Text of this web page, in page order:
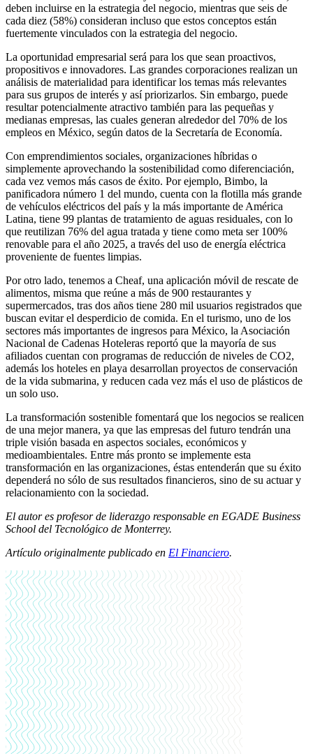
deben incluirse en la estrategia del negocio, mientras que seis de
cada diez (58%) consideran incluso que estos conceptos están
fuertemente vinculados con la estrategia del negocio.
La oportunidad empresarial será para los que sean proactivos,
propositivos e innovadores. Las grandes corporaciones realizan un
análisis de materialidad para identificar los temas más relevantes
para sus grupos de interés y así priorizarlos. Sin embargo, puede
resultar potencialmente atractivo también para las pequeñas y
medianas empresas, las cuales generan alrededor del 70% de los
empleos en México, según datos de la Secretaría de Economía.
Con emprendimientos sociales, organizaciones híbridas o
simplemente aprovechando la sostenibilidad como diferenciación,
cada vez vemos más casos de éxito. Por ejemplo, Bimbo, la
panificadora número 1 del mundo, cuenta con la flotilla más grande
de vehículos eléctricos del país y la más importante de América
Latina, tiene 99 plantas de tratamiento de aguas residuales, con lo
que reutilizan 76% del agua tratada y tiene como meta ser 100%
renovable para el año 2025, a través del uso de energía eléctrica
proveniente de fuentes limpias.
Por otro lado, tenemos a Cheaf, una aplicación móvil de rescate de
alimentos, misma que reúne a más de 900 restaurantes y
supermercados, tras dos años tiene 280 mil usuarios registrados que
buscan evitar el desperdicio de comida. En el turismo, uno de los
sectores más importantes de ingresos para México, la Asociación
Nacional de Cadenas Hoteleras reportó que la mayoría de sus
afiliados cuentan con programas de reducción de niveles de CO2,
además los hoteles en playa desarrollan proyectos de conservación
de la vida submarina, y reducen cada vez más el uso de plásticos de
un solo uso.
La transformación sostenible fomentará que los negocios se realicen
de una mejor manera, ya que las empresas del futuro tendrán una
triple visión basada en aspectos sociales, económicos y
medioambientales. Entre más pronto se implemente esta
transformación en las organizaciones, éstas entenderán que su éxito
dependerá no sólo de sus resultados financieros, sino de su actuar y
relacionamiento con la sociedad.
El autor es profesor de liderazgo responsable en EGADE Business
School del Tecnológico de Monterrey.
Artículo originalmente publicado en El Financiero.